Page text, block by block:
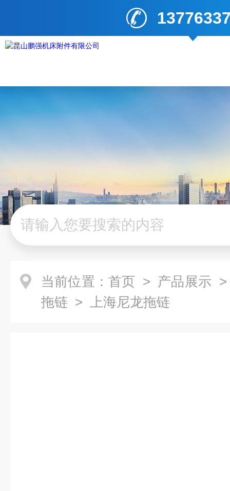
当前位置： 首页 > 产品展示
拖链 > 上海尼龙拖链